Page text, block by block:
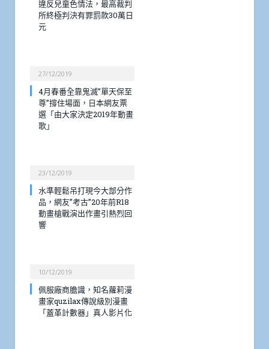
違反兒童色情法，最高裁判
所終極判決有罪罰款30萬日
元
27/12/2019
4月春番全靠鬼滅”單天保至
尊”撐住場面，日本網友票
選「由大家決定2019年動畫
歌」
23/12/2019
水準輕鬆吊打現今大部分作
品，網友”考古”20年前R18
動畫槍戰演出作畫引熱烈回
響
10/12/2019
佩服廠商膽識，知名蘿莉漫
畫家quzilax傳說級別漫畫
「蓋革計數器」真人影片化